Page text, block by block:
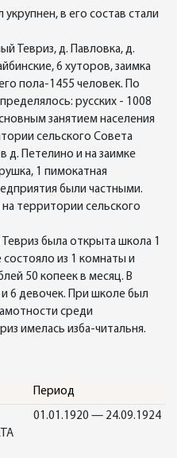
в его состав стали
Тевриз, д. Павловка, д.
6 хуторов, заимка
пола-1455 человек. По
русских - 1008
занятием населения
сельского Совета
д. Петелино и на заимке
1 пимокатная
были частными.
территории сельского
была открыта школа 1
из 1 комнаты и
50 копеек в месяц. В
6 девочек. При школе был
среди
имелась изба-читальня.
Период
01.01.1920 — 24.09.1924